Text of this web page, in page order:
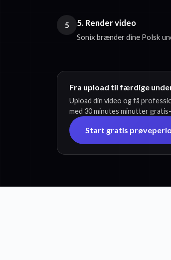
5 5. Render video
Sonix brænder dine Polsk
Fra upload til færdige
Upload din video og få
med 30 minutes minutter
Start gratis